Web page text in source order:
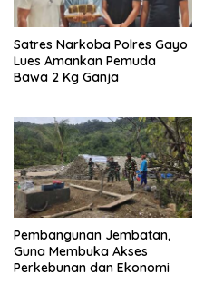
Satres Narkoba Polres Gayo
Lues Amankan Pemuda
Bawa 2 Kg Ganja
Pembangunan Jembatan,
Guna Membuka Akses
Perkebunan dan Ekonomi